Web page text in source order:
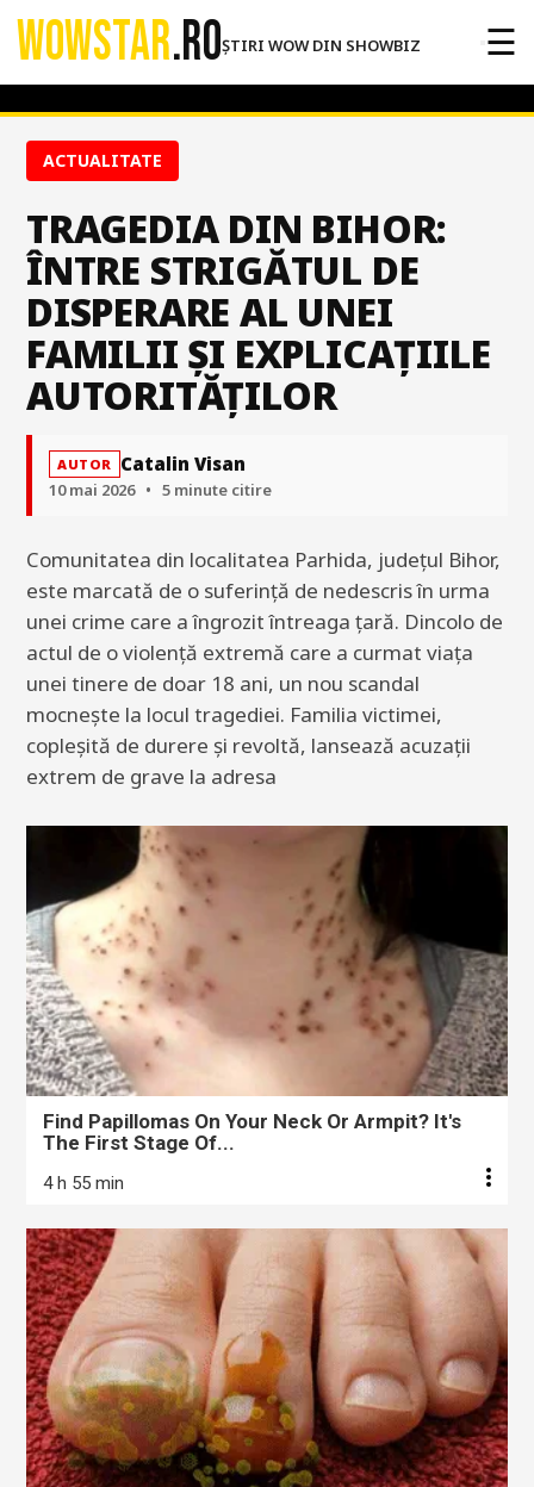
WOWSTAR.ROȘTIRI WOW DIN SHOWBIZ ☰
ACTUALITATE
TRAGEDIA DIN BIHOR:
ÎNTRE STRIGĂTUL DE
DISPERARE AL UNEI
FAMILII ȘI EXPLICAȚIILE
AUTORITĂȚILOR
AUTOR Catalin Visan
10 mai 2026 • 5 minute citire
Comunitatea din localitatea Parhida, județul Bihor,
este marcată de o suferință de nedescris în urma
unei crime care a îngrozit întreaga țară. Dincolo de
actul de o violență extremă care a curmat viața
unei tinere de doar 18 ani, un nou scandal
mocnește la locul tragediei. Familia victimei,
copleșită de durere și revoltă, lansează acuzații
extrem de grave la adresa
Find Papillomas On Your Neck Or Armpit? It's
The First Stage Of...
4 h 55 min